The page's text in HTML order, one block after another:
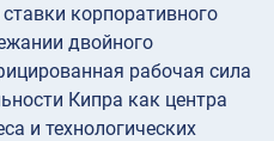
корпоративного
двойного
рабочая сила
Кипра как центра
и технологических